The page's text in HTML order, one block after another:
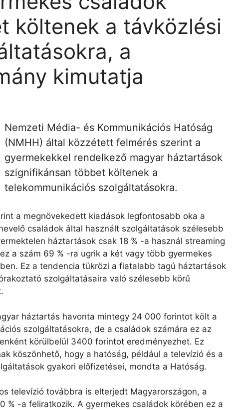
költenek a távközlési
a
kimutatja
Nemzeti Média- és Kommunikációs Hatóság
(NMHH) által közzétett felmérés szerint a
gyermekekkel rendelkező magyar háztartások
szignifikánsan többet költenek a
telekommunikációs szolgáltatásokra.
a megnövekedett kiadások legfontosabb oka a
családok által használt szolgáltatások szélesebb
háztartások csak 18 % -a használ streaming
a szám 69 % -ra ugrik a két vagy több gyermekes
Ez a tendencia tükrözi a fiatalabb tagú háztartások
szolgáltatásaira való szélesebb körű
háztartás havonta mintegy 24 000 forintot költ a
szolgáltatásokra, de a családok számára ez az
körülbelül 3400 forintot eredményezhet. Ez
köszönhető, hogy a hatóság, például a televízió és a
gyakori előfizetései, mondta a Hatóság.
televízió továbbra is elterjedt Magyarországon, a
% -a feliratkozik. A gyermekes családok körében ez a